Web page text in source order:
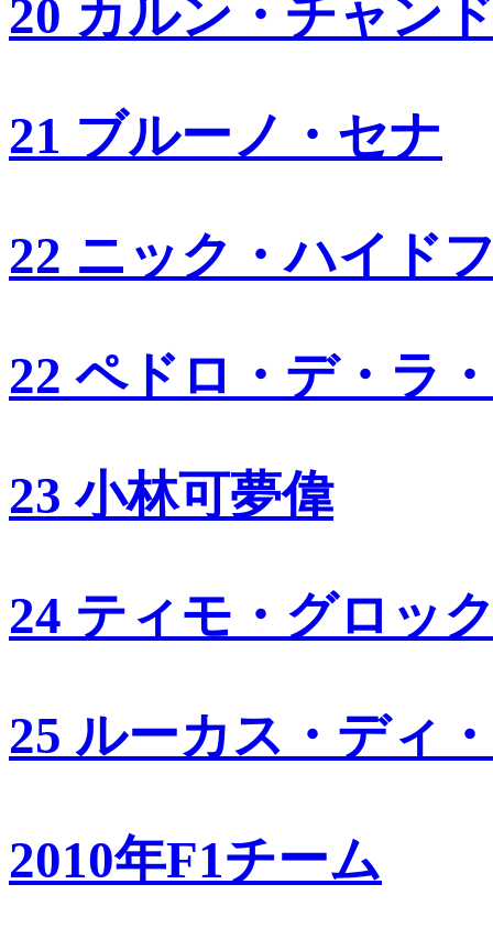
20 カルン・チャン
21 ブルーノ・セナ
22 ニック・ハイド
22 ペドロ・デ・ラ
23 小林可夢偉
24 ティモ・グロッ
25 ルーカス・ディ
2010年F1チーム